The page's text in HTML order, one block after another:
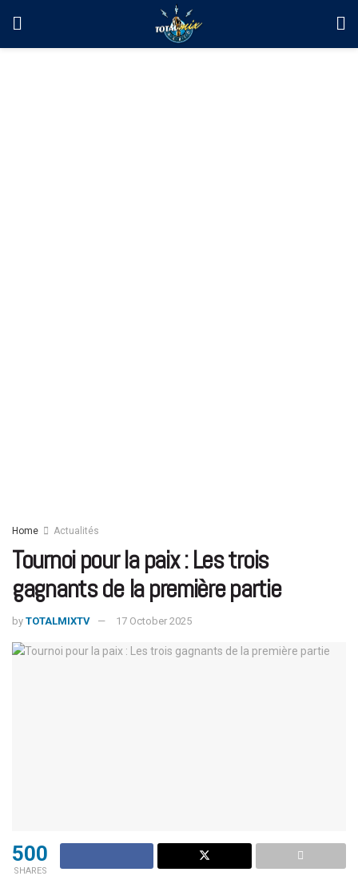
Home Actualités
Tournoi pour la paix : Les trois
gagnants de la première partie
by TOTALMIXTV 17 October 2025
500
SHARES